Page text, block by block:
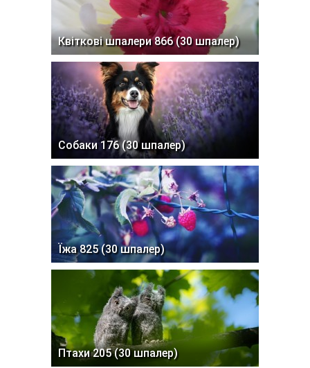
Квіткові шпалери 866 (30 шпалер)
Собаки 176 (30 шпалер)
Їжа 825 (30 шпалер)
Птахи 205 (30 шпалер)